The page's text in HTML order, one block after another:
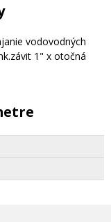
vodovodných
1" x otočná